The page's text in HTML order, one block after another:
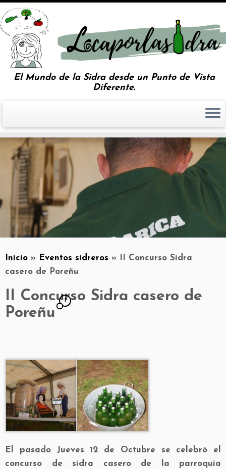
El Mundo de la Sidra desde un Punto de Vista
Diferente.
Inicio » Eventos sidreros »
II Concurso Sidra
casero de Poreñu
II Concurso Sidra casero de
Poreñu
1
El pasado Jueves 12 de Octubre se celebró el
concurso de sidra casero de la parroquia